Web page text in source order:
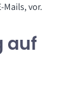
vor.
auf